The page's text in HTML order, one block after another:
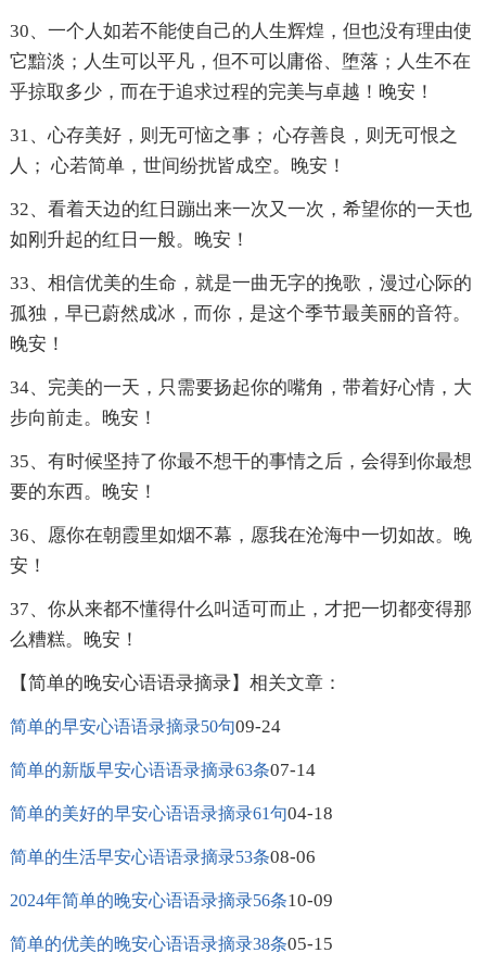
30、一个人如若不能使自己的人生辉煌，但也没有理由使
它黯淡；人生可以平凡，但不可以庸俗、堕落；人生不在
乎掠取多少，而在于追求过程的完美与卓越！晚安！
31、心存美好，则无可恼之事； 心存善良，则无可恨之
人； 心若简单，世间纷扰皆成空。晚安！
32、看着天边的红日蹦出来一次又一次，希望你的一天也
如刚升起的红日一般。晚安！
33、相信优美的生命，就是一曲无字的挽歌，漫过心际的
孤独，早已蔚然成冰，而你，是这个季节最美丽的音符。
晚安！
34、完美的一天，只需要扬起你的嘴角，带着好心情，大
步向前走。晚安！
35、有时候坚持了你最不想干的事情之后，会得到你最想
要的东西。晚安！
36、愿你在朝霞里如烟不幕，愿我在沧海中一切如故。晚
安！
37、你从来都不懂得什么叫适可而止，才把一切都变得那
么糟糕。晚安！
【简单的晚安心语语录摘录】相关文章：
简单的早安心语语录摘录50句09-24
简单的新版早安心语语录摘录63条07-14
简单的美好的早安心语语录摘录61句04-18
简单的生活早安心语语录摘录53条08-06
2024年简单的晚安心语语录摘录56条10-09
简单的优美的晚安心语语录摘录38条05-15